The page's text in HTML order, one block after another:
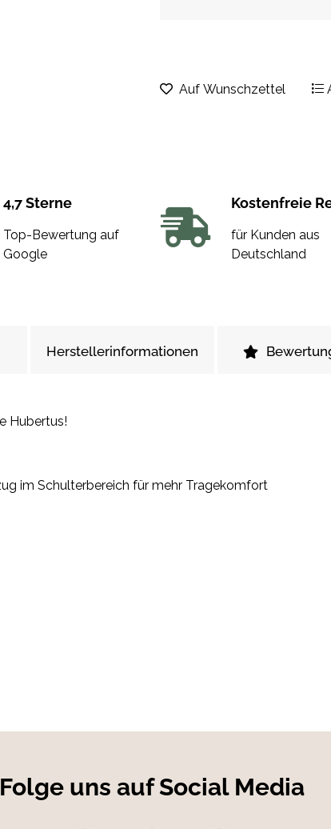
Auf Wunschzettel
4,7 Sterne
Top-Bewertung auf
Google
Kostenfreie
für Kunden aus
Deutschland
Herstellerinformationen
Hubertus!
im Schulterbereich für mehr Tragekomfort
Folge uns auf Social Media